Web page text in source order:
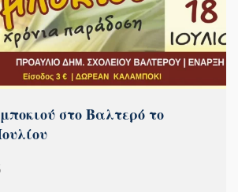
στο Βαλτερό το